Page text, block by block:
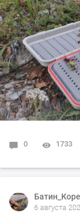
0 1733
6 августа